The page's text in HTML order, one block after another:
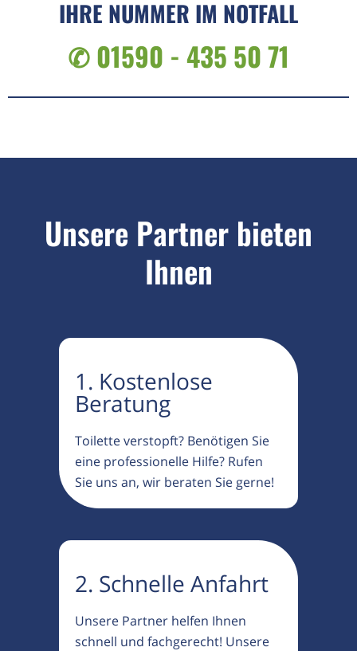
IHRE NUMMER IM NOTFALL
✆ 01590 - 435 50 71
Unsere Partner bieten
Ihnen
1. Kostenlose
Beratung
Toilette verstopft? Benötigen Sie
eine professionelle Hilfe? Rufen
Sie uns an, wir beraten Sie gerne!
2. Schnelle Anfahrt
Unsere Partner helfen Ihnen
schnell und fachgerecht! Unsere